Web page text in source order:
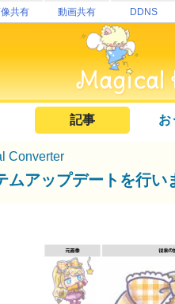
共有 動画共有 DDNS
記事 お
Converter
ムアップデートを行い